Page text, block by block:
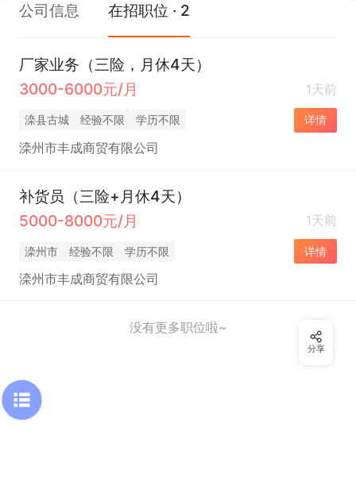
公司信息 在招职位 · 2
厂家业务（三险，月休4天）
3000-6000元/月
1天前
滦县古城 经验不限 学历不限 详情
滦州市丰成商贸有限公司
补货员（三险+月休4天）
5000-8000元/月
1天前
滦州市 经验不限 学历不限 详情
滦州市丰成商贸有限公司
没有更多职位啦~
分享